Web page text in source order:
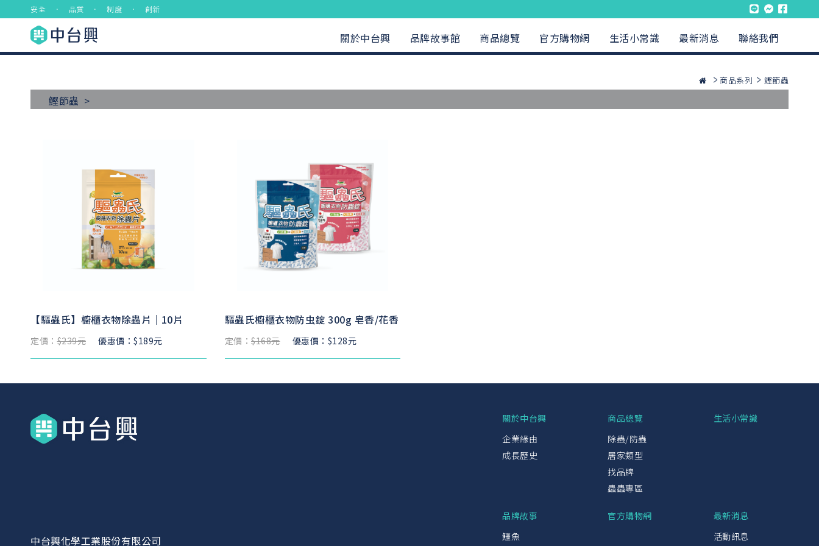
安全 ． 品質 ． 制度 ． 創新
關於中台興 品牌故事館 商品總覽 官方購物網 生活小常識 最新消息 聯絡我們
商品系列 鰹節蟲
鰹節蟲 >
【驅蟲氏】櫥櫃衣物除蟲片｜10片
定價：$239元 優惠價：$189元
驅蟲氏櫥櫃衣物防虫錠 300g 皂香/花香
定價： $168元 優惠價：$128元
中台興化學工業股份有限公司
關於中台興
企業緣由
成長歷史
商品總覽
除蟲/防蟲
居家類型
找品牌
蟲蟲專區
生活小常識
品牌故事
鱷魚
官方購物網
最新消息
活動訊息